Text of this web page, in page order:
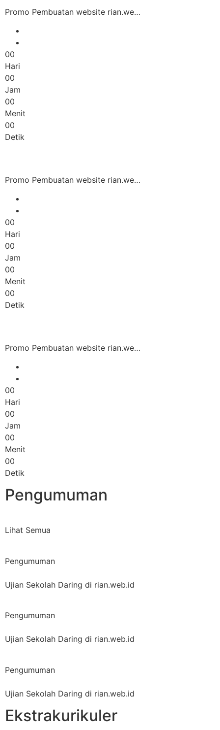
Promo Pembuatan website rian.we…
00
Hari
00
Jam
00
Menit
00
Detik
Promo Pembuatan website rian.we…
00
Hari
00
Jam
00
Menit
00
Detik
Promo Pembuatan website rian.we…
00
Hari
00
Jam
00
Menit
00
Detik
Pengumuman
Lihat Semua
Pengumuman
Ujian Sekolah Daring di rian.web.id
Pengumuman
Ujian Sekolah Daring di rian.web.id
Pengumuman
Ujian Sekolah Daring di rian.web.id
Ekstrakurikuler